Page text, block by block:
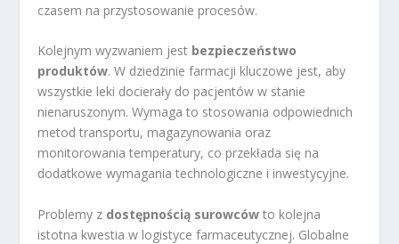
czasem na przystosowanie procesów.
Kolejnym wyzwaniem jest bezpieczeństwo
produktów. W dziedzinie farmacji kluczowe jest, aby
wszystkie leki docierały do pacjentów w stanie
nienaruszonym. Wymaga to stosowania odpowiednich
metod transportu, magazynowania oraz
monitorowania temperatury, co przekłada się na
dodatkowe wymagania technologiczne i inwestycyjne.
Problemy z dostępnością surowców to kolejna
istotna kwestia w logistyce farmaceutycznej. Globalne